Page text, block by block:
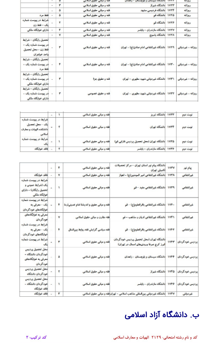
ب. دانشگاه آزاد اﺳﻼمی